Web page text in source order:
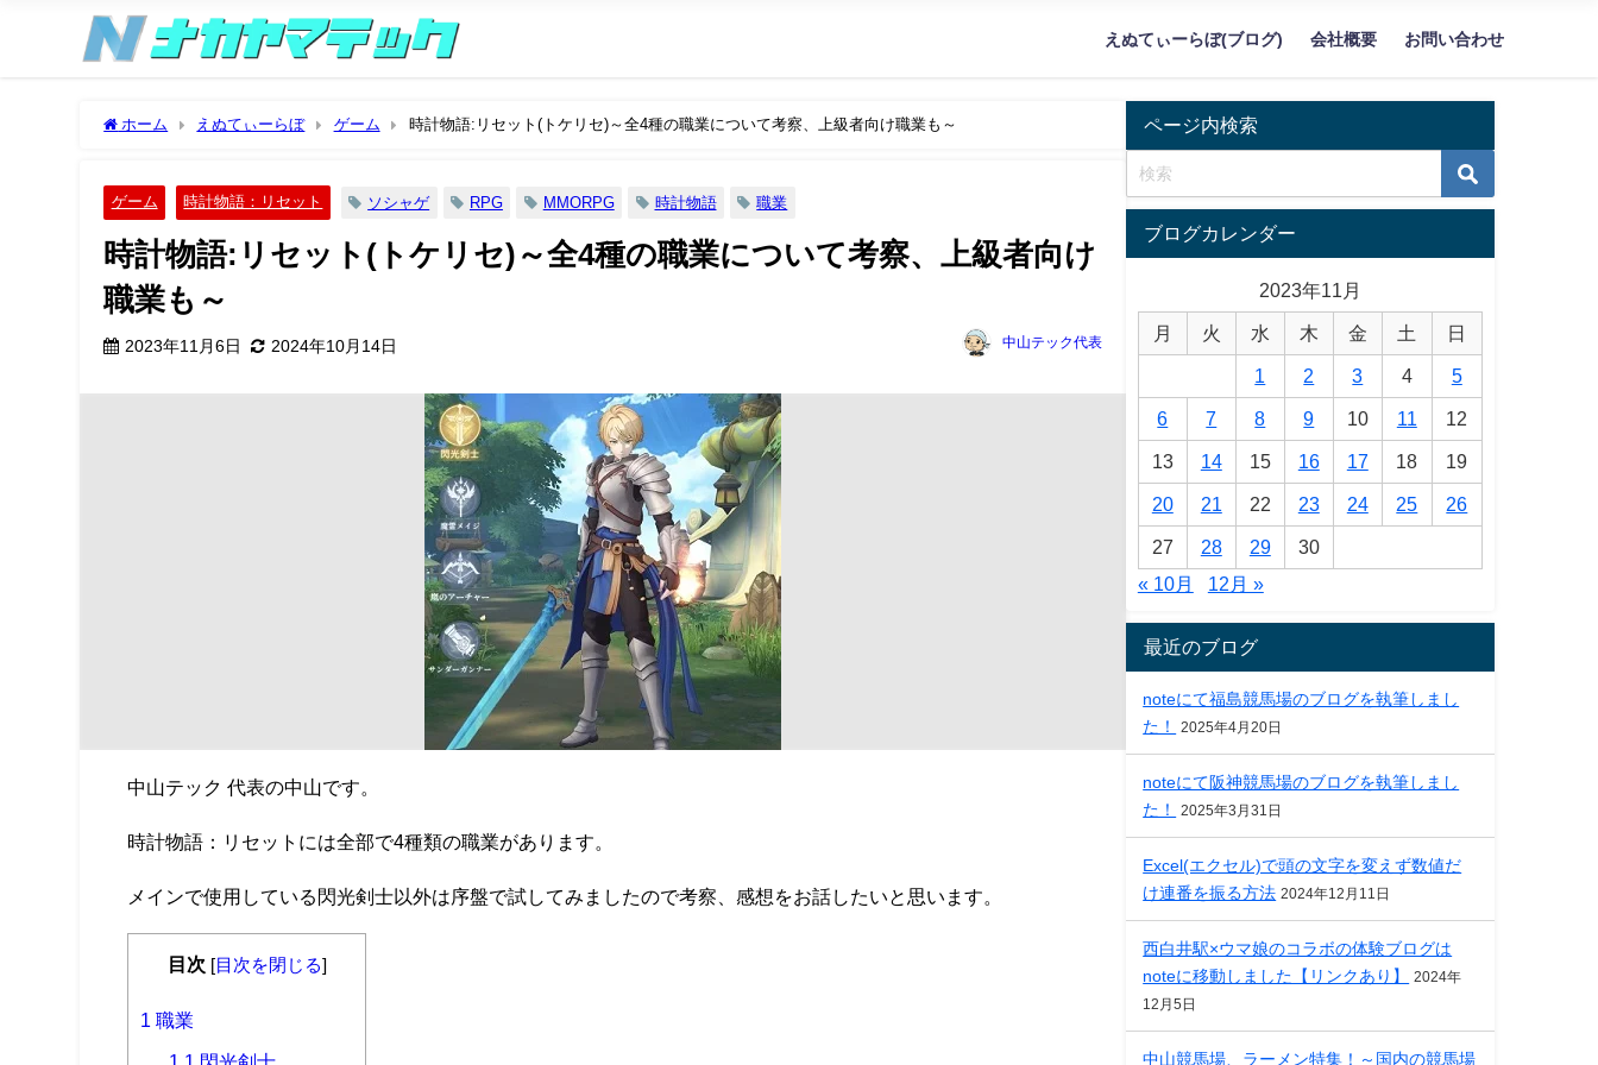
えぬてぃーらぼ(ブログ) 会社概要 お問い合わせ
ホーム えぬてぃーらぼ ゲーム 時計物語:リセット(トケリセ)～全4種の職業について考察、上級者向け職業も～
ゲーム 時計物語：リセット ソシャゲ RPG MMORPG 時計物語 職業
時計物語:リセット(トケリセ)～全4種の職業について考察、上級者向け
職業も～
2023年11月6日 2024年10月14日 中山テック代表
中山テック 代表の中山です。
時計物語：リセットには全部で4種類の職業があります。
メインで使用している閃光剣士以外は序盤で試してみましたので考察、感想をお話したいと思います。
目次 目次を閉じる
1 職業
ページ内検索
ブログカレンダー
2023年11月
月 火 水 木 金 土 日
1 2 3 4 5
6 7 8 9 10 11 12
13 14 15 16 17 18 19
20 21 22 23 24 25 26
27 28 29
30
« 10月
12月 »
最近のブログ
noteにて福島競馬場のブログを執筆しまし
た！
2025年4月20日
noteにて阪神競馬場のブログを執筆しまし
た！
2025年3月31日
Excel(エクセル)で頭の文字を変えず数値だ
け連番を振る方法 2024年12月11日
西白井駅×ウマ娘のコラボの体験ブログは
noteに移動しました【リンクあり】
2024年
12月5日
中山競馬場、ラーメン特集！～国内の競馬場